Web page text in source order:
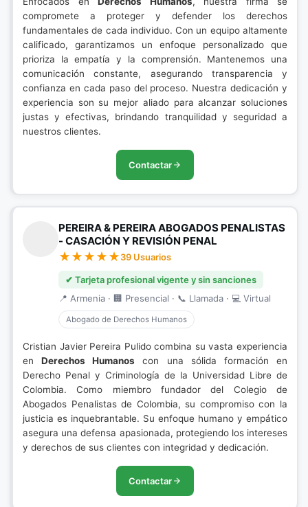
compromete a proteger y defender los derechos
fundamentales de cada individuo. Con un equipo altamente
calificado, garantizamos un enfoque personalizado que
prioriza la empatía y la comprensión. Mantenemos una
comunicación constante, asegurando transparencia y
confianza en cada paso del proceso. Nuestra dedicación y
experiencia son su mejor aliado para alcanzar soluciones
justas y efectivas, brindando tranquilidad y seguridad a
nuestros clientes.
Contactar
PEREIRA & PEREIRA ABOGADOS PENALISTAS
- CASACIÓN Y REVISIÓN PENAL
39 Usuarios
✔ Tarjeta profesional vigente y sin sanciones
📍 Armenia · 🏢 Presencial · 📞 Llamada · 💻 Virtual
Abogado de Derechos Humanos
Cristian Javier Pereira Pulido combina su vasta experiencia
enDerechos Humanos con una sólida formación en
Derecho Penal y Criminología de la Universidad Libre de
Colombia. Como miembro fundador del Colegio de
Abogados Penalistas de Colombia, su compromiso con la
justicia es inquebrantable. Su enfoque humano y empático
asegura una defensa apasionada, protegiendo los intereses
y derechos de sus clientes con integridad y dedicación.
Contactar